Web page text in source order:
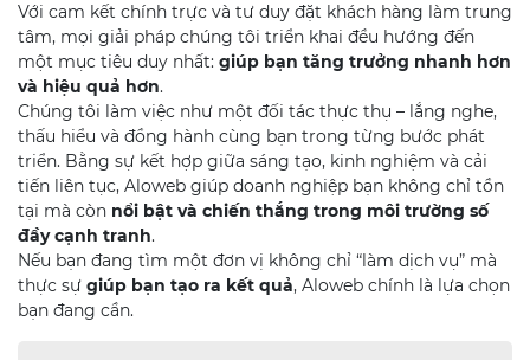
Với cam kết chính trực và tư duy đặt khách hàng làm trung
tâm, mọi giải pháp chúng tôi triển khai đều hướng đến
một mục tiêu duy nhất: giúp bạn tăng trưởng nhanh hơn
và hiệu quả hơn.
Chúng tôi làm việc như một đối tác thực thụ – lắng nghe,
thấu hiểu và đồng hành cùng bạn trong từng bước phát
triển. Bằng sự kết hợp giữa sáng tạo, kinh nghiệm và cải
tiến liên tục, Aloweb giúp doanh nghiệp bạn không chỉ tồn
tại mà còn nổi bật và chiến thắng trong môi trường số
đầy cạnh tranh.
Nếu bạn đang tìm một đơn vị không chỉ “làm dịch vụ” mà
thực sự giúp bạn tạo ra kết quả, Aloweb chính là lựa chọn
bạn đang cần.